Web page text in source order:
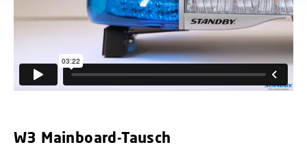
W3 Mainboard-Tausch